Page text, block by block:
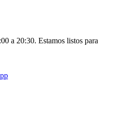
a 20:30. Estamos listos para